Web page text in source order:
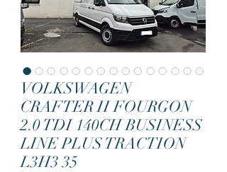
VOLKSWAGEN
CRAFTER II FOURGON
2.0 TDI 140CH BUSINESS
LINE PLUS TRACTION
L3H3 35